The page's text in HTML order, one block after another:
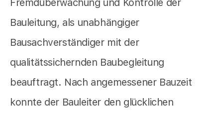
Fremdüberwachung und Kontrolle der
Bauleitung, als unabhängiger
Bausachverständiger mit der
qualitätssichernden Baubegleitung
beauftragt. Nach angemessener Bauzeit
konnte der Bauleiter den glücklichen